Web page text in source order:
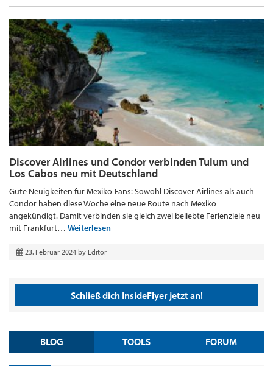
Discover Airlines und Condor verbinden Tulum und
Los Cabos neu mit Deutschland
Gute Neuigkeiten für Mexiko-Fans: Sowohl Discover Airlines als auch
Condor haben diese Woche eine neue Route nach Mexiko
angekündigt. Damit verbinden sie gleich zwei beliebte Ferienziele neu
mit Frankfurt… Weiterlesen
23. Februar 2024 by Editor
Schließ dich InsideFlyer jetzt an!
BLOG TOOLS FORUM